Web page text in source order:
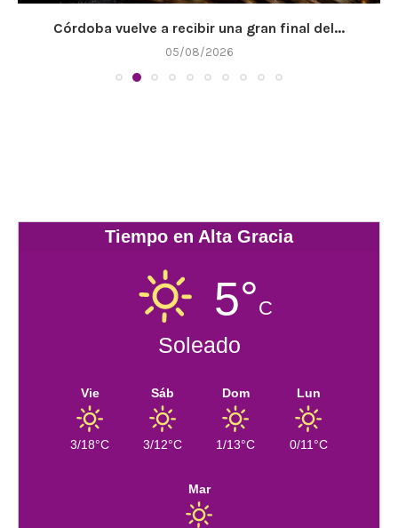
Córdoba vuelve a recibir una gran final del...
05/08/2026
Tiempo en Alta Gracia
5°C
Soleado
Vie
3/18°C
Sáb
3/12°C
Dom
1/13°C
Lun
0/11°C
Mar